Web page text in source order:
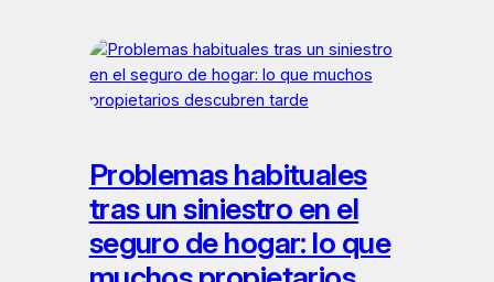
Problemas habituales
tras un siniestro en el
seguro de hogar: lo que